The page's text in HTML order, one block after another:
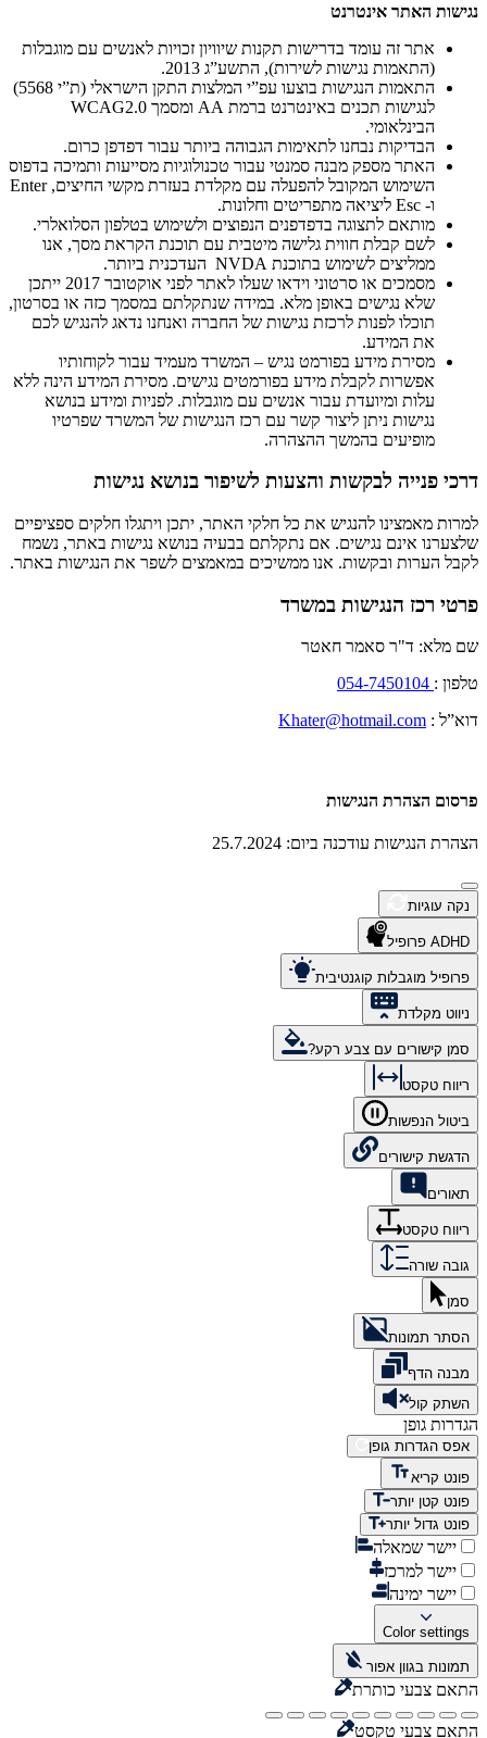
נגישות האתר אינטרנט
אתר זה עומד בדרישות תקנות שיוויון זכויות לאנשים עם מוגבלות
(התאמות נגישות לשירות), התשע”ג 2013.
התאמות הנגישות בוצעו עפ”י המלצות התקן הישראלי (ת”י 5568)
לנגישות תכנים באינטרנט ברמת AA ומסמך WCAG2.0
הבינלאומי.
הבדיקות נבחנו לתאימות הגבוהה ביותר עבור דפדפן כרום.
האתר מספק מבנה סמנטי עבור טכנולוגיות מסייעות ותמיכה בדפוס
השימוש המקובל להפעלה עם מקלדת בעזרת מקשי החיצים, Enter
ו- Esc ליציאה מתפריטים וחלונות.
מותאם לתצוגה בדפדפנים הנפוצים ולשימוש בטלפון הסלואלרי.
לשם קבלת חווית גלישה מיטבית עם תוכנת הקראת מסך, אנו
ממליצים לשימוש בתוכנת NVDA העדכנית ביותר.
מסמכים או סרטוני וידאו שעלו לאתר לפני אוקטובר 2017 ייתכן
שלא נגישים באופן מלא. במידה שנתקלתם במסמך כזה או בסרטון,
תוכלו לפנות לרכזת נגישות של החברה ואנחנו נדאג להנגיש לכם
את המידע.
מסירת מידע בפורמט נגיש – המשרד מעמיד עבור לקוחותיו
אפשרות לקבלת מידע בפורמטים נגישים. מסירת המידע הינה ללא
עלות ומיועדת עבור אנשים עם מוגבלות. לפניות ומידע בנושא
נגישות ניתן ליצור קשר עם רכז הנגישות של המשרד שפרטיו
מופיעים בהמשך ההצהרה.
דרכי פנייה לבקשות והצעות לשיפור בנושא נגישות
למרות מאמצינו להנגיש את כל חלקי האתר, יתכן ויתגלו חלקים ספציפיים
שלצערנו אינם נגישים. אם נתקלתם בבעיה בנושא נגישות באתר, נשמח
לקבל הערות ובקשות. אנו ממשיכים במאמצים לשפר את הנגישות באתר.
פרטי רכז הנגישות במשרד
שם מלא: ד"ר סאמר חאטר
טלפון :
דוא”ל : Khater@hotmail.com
פרסום הצהרת הנגישות
הצהרת הנגישות עודכנה ביום: 25.7.2024
נקה עוגיות
ADHD פרופיל
פרופיל מוגבלות קוגנטיבית
ניווט מקלדת
סמן קישורים עם צבע רקע?
ריווח טקסט
ביטול הנפשות
הדגשת קישורים
תאורים
ריווח טקסט
גובה שורה
סמן
הסתר תמונות
מבנה הדף
השתק קול
הגדרות גופן
אפס הגדרות גופן
פונט קריא
פונט קטן יותר
פונט גדול יותר
יישר שמאלה
יישר למרכז
יישר ימינה
Color settings
תמונות בגוון אפור
התאם צבעי כותרת
התאם צבעי טקסט